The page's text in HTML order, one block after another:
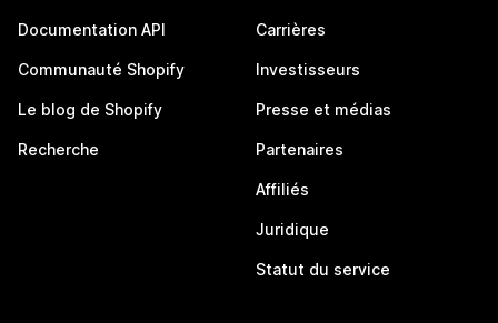
Documentation API
Communauté Shopify
Le blog de Shopify
Recherche
Carrières
Investisseurs
Presse et médias
Partenaires
Affiliés
Juridique
Statut du service